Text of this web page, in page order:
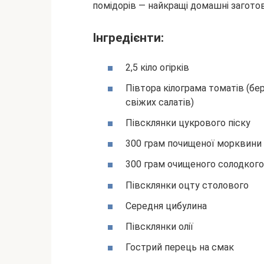
Інгредієнти:
2,5 кіло огірків
Півтора кілограма томатів
свіжих салатів)
Півсклянки цукрового піску
300 грам почищеної морквини
300 грам очищеного
Півсклянки оцту столового
Середня цибулина
Півсклянки олії
Гострий перець на смак